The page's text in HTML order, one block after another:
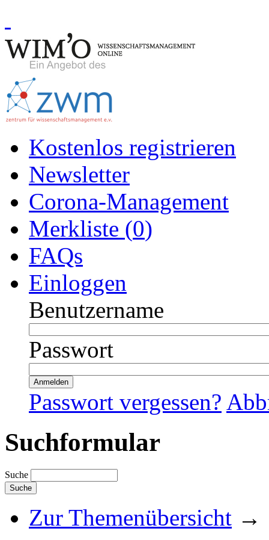
Kostenlos registrieren
Newsletter
Corona-Management
Merkliste (0)
FAQs
Einloggen
Benutzername
Passwort
Passwort vergessen?
Suchformular
Suche
Zur Themenübersicht →